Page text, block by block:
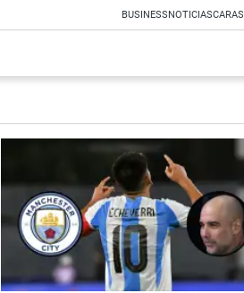
BUSINESSNOTICIASCARAS